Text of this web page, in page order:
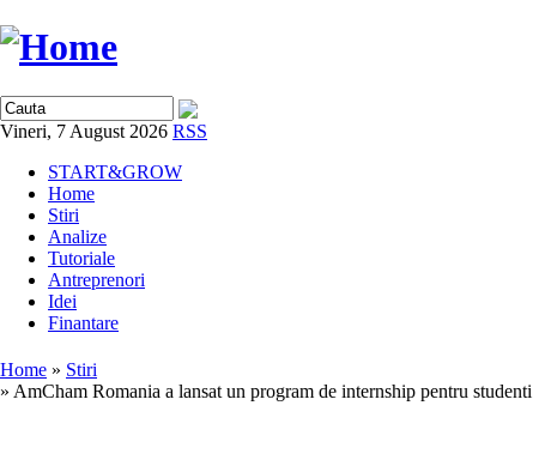
Vineri, 7 August 2026 RSS
START&GROW
Home
Stiri
Analize
Tutoriale
Antreprenori
Idei
Finantare
Home » Stiri
» AmCham Romania a lansat un program de internship pentru studenti